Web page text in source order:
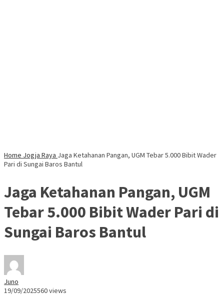
Home Jogja Raya Jaga Ketahanan Pangan, UGM Tebar 5.000 Bibit Wader
Pari di Sungai Baros Bantul
Jaga Ketahanan Pangan, UGM
Tebar 5.000 Bibit Wader Pari di
Sungai Baros Bantul
Juno
19/09/2025560 views